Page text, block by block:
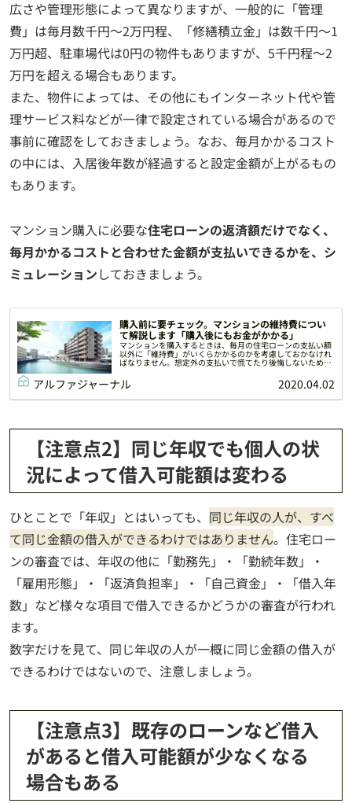
広さや管理形態によって異なりますが、一般的に「管理
費」は毎月数千円～2万円程、「修繕積立金」は数千円～1
万円超、駐車場代は0円の物件もありますが、5千円程～2
万円を超える場合もあります。
また、物件によっては、その他にもインターネット代や管
理サービス料などが一律で設定されている場合があるので
事前に確認をしておきましょう。なお、毎月かかるコスト
の中には、入居後年数が経過すると設定金額が上がるもの
もあります。
マンション購入に必要な住宅ローンの返済額だけでなく、
毎月かかるコストと合わせた金額が支払いできるかを、シ
ミュレーションしておきましょう。
購入前に要チェック。マンションの維持費につい
て解説します「購入後にもお金がかかる」
マンションを購入するときは、毎月の住宅ローンの支払い額
以外に「維持費」がいくらかかるのかを考慮しておかなけれ
ばなりません。想定外の支払いで慌てたり後悔しないために
アルファジャーナル 2020.04.02
【注意点2】同じ年収でも個人の状
況によって借入可能額は変わる
ひとことで「年収」とはいっても、 同じ年収の人が、すべ
て同じ金額の借入ができるわけではありません。住宅ロー
ンの審査では、年収の他に「勤務先」・「勤続年数」・
「雇用形態」・「返済負担率」・「自己資金」・「借入年
数」など様々な項目で借入できるかどうかの審査が行われ
ます。
数字だけを見て、同じ年収の人が一概に同じ金額の借入が
できるわけではないので、注意しましょう。
【注意点3】既存のローンなど借入
があると借入可能額が少なくなる
場合もある